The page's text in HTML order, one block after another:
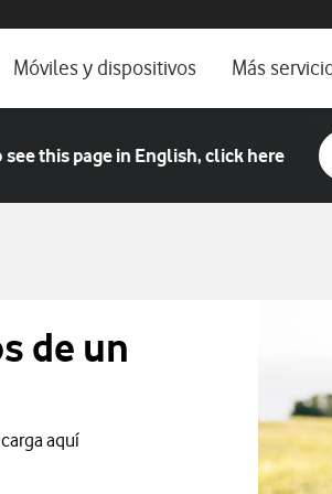
ayuda e idioma
Móviles y dispositivos
Imagen y Sonido
Más
Alianza
Servicios
see this page in English, click here
de un
aquí